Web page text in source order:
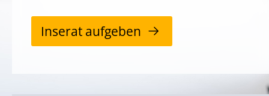
Inserat aufgeben